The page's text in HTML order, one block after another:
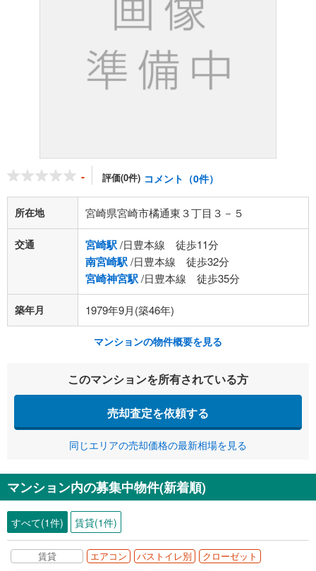
- 評価(0件) コメント（0件）
所在地 宮崎県宮崎市橘通東３丁目３－５
交通 宮崎駅/日豊本線 徒歩11分
南宮崎駅/日豊本線 徒歩32分
宮崎神宮駅/日豊本線 徒歩35分
築年月 1979年9月(築46年)
マンションの物件概要を見る
このマンションを所有されている方
売却査定を依頼する
同じエリアの売却価格の最新相場を見る
マンション内の募集中物件(新着順)
すべて(1件) 賃貸(1件)
賃貸 エアコン バストイレ別
クローゼット